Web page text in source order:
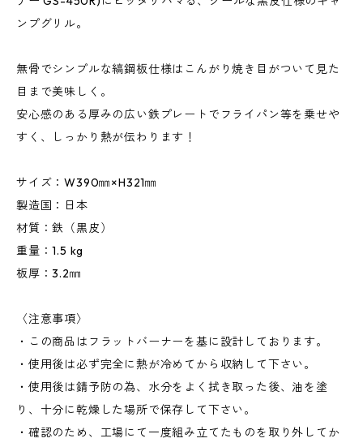
ンプグリル。
無骨でシンプルな縞鋼板仕様はこんがり焼き目がついて見た
目まで美味しく。
安心感のある厚みの広い鉄プレートでフライパン等を乗せや
すく、しっかり熱が伝わります！
サイズ：W390㎜×H321㎜
製造国：日本
材質：鉄（黒皮）
重量：1.5 kg
板厚：3.2㎜
〈注意事項〉
・この商品はフラットバーナーを基に設計しております。
・使用後は必ず完全に熱が冷めてから収納して下さい。
・使用後は錆予防の為、水分をよく拭き取った後、油を塗
り、十分に乾燥した場所で保存して下さい。
・確認のため、工場にて一度組み立てたものを取り外してか